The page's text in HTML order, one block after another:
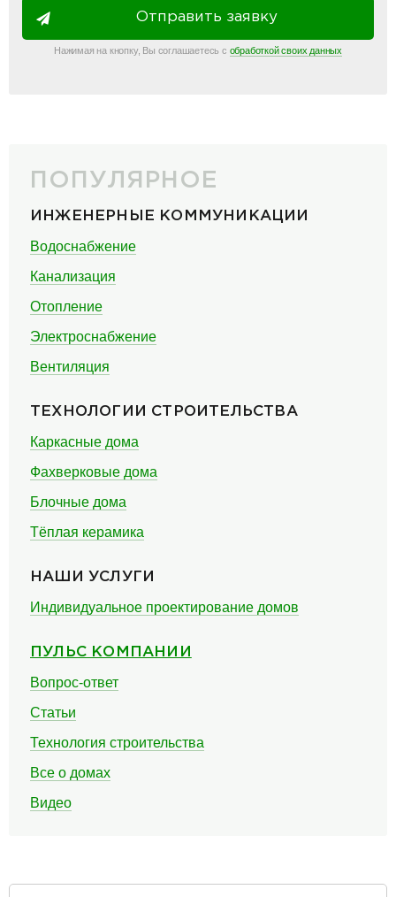
Отправить заявку
Нажимая на кнопку, Вы соглашаетесь с обработкой своих данных
ПОПУЛЯРНОЕ
ИНЖЕНЕРНЫЕ КОММУНИКАЦИИ
Водоснабжение
Канализация
Отопление
Электроснабжение
Вентиляция
ТЕХНОЛОГИИ СТРОИТЕЛЬСТВА
Каркасные дома
Фахверковые дома
Блочные дома
Тёплая керамика
НАШИ УСЛУГИ
Индивидуальное проектирование домов
ПУЛЬС КОМПАНИИ
Вопрос-ответ
Статьи
Технология строительства
Все о домах
Видео